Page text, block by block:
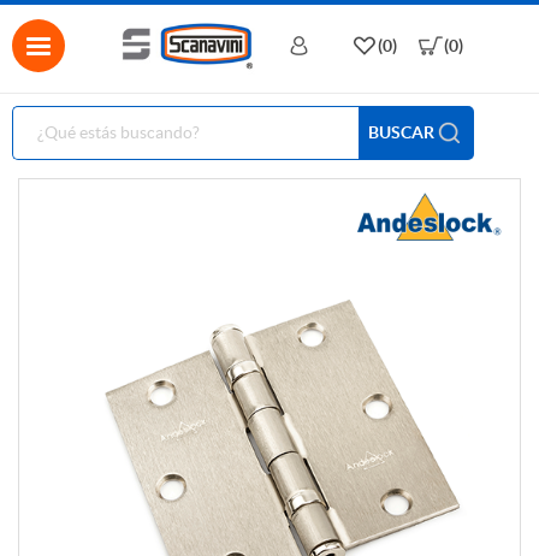
BUSCAR
(0) (0)